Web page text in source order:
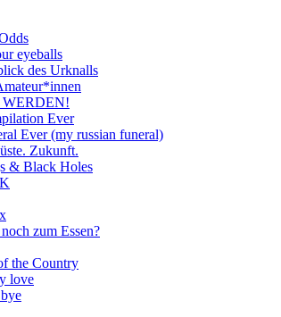
eyeballs
des Urknalls
WERDEN!
Ever
Ever (my russian funeral)
Zukunft.
& Black Holes
zum Essen?
the Country
love